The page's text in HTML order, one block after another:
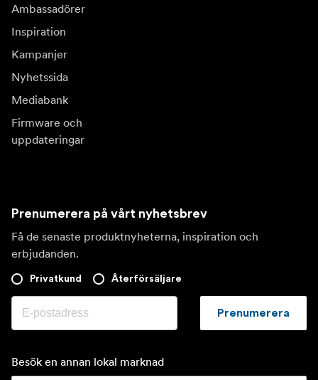
Ambassadörer
Inspiration
Kampanjer
Nyhetssida
Mediabank
Firmware och
uppdateringar
Prenumerera på vårt nyhetsbrev
Få de senaste produktnyheterna, inspiration och
erbjudanden.
Privatkund Återförsäljare
Prenumerera
Besök en annan lokal marknad